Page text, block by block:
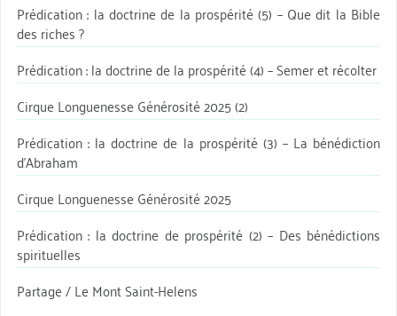
Prédication : la doctrine de la prospérité (5) – Que dit la Bible
des riches ?
Prédication : la doctrine de la prospérité (4) – Semer et récolter
Cirque Longuenesse Générosité 2025 (2)
Prédication : la doctrine de la prospérité (3) – La bénédiction
d’Abraham
Cirque Longuenesse Générosité 2025
Prédication : la doctrine de prospérité (2) – Des bénédictions
spirituelles
Partage / Le Mont Saint-Helens